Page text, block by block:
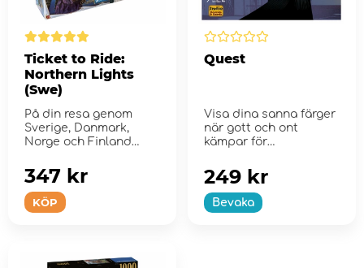
Ticket to Ride:
Northern Lights
(Swe)
På din resa genom
Sverige, Danmark,
Norge och Finland
de ...
KÖP
347 kr
Quest
Visa dina sanna färger
när gott och ont
kämpar för
Bevaka
249 kr